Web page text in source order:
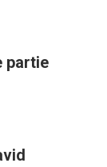
partie